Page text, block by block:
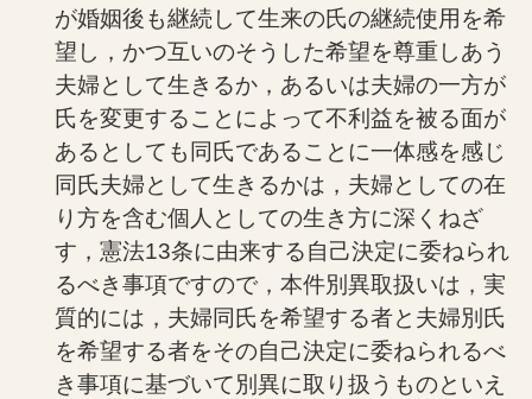
が婚姻後も継続して生来の氏の継続使用を希
望し，かつ互いのそうした希望を尊重しあう
夫婦として生きるか，あるいは夫婦の一方が
氏を変更することによって不利益を被る面が
あるとしても同氏であることに一体感を感じ
同氏夫婦として生きるかは，夫婦としての在
り方を含む個人としての生き方に深くねざ
す，憲法13条に由来する自己決定に委ねられ
るべき事項ですので，本件別異取扱いは，実
質的には，夫婦同氏を希望する者と夫婦別氏
を希望する者をその自己決定に委ねられるべ
き事項に基づいて別異に取り扱うものといえ